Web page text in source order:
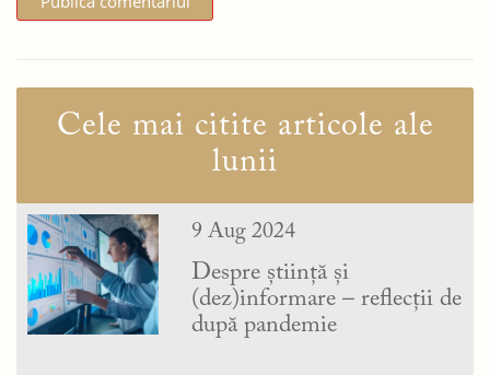
Cele mai citite articole ale
lunii
9 Aug 2024
Despre știință și
(dez)informare – reflecții de
după pandemie